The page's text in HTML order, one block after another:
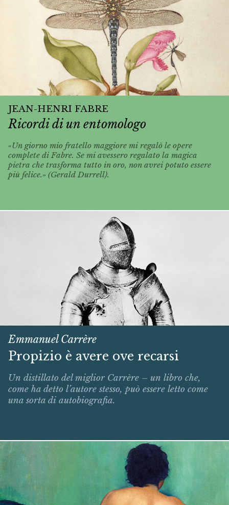
JEAN-HENRI FABRE
Ricordi di un entomologo
«Un giorno mio fratello maggiore mi regalò le opere
complete di Fabre. Se mi avessero regalato la magica
pietra che trasforma tutto in oro, non avrei potuto essere
più felice.» (Gerald Durrell).
Emmanuel Carrère
Propizio è avere ove recarsi
Un distillato del miglior Carrère – un libro che,
come ha detto l’autore stesso, può essere letto come
una sorta di autobiografia.